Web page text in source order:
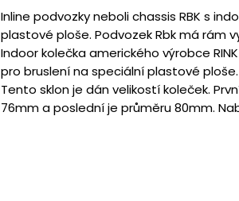
Inline podvozky neboli chassis RBK s
plastové ploše. Podvozek Rbk má rám
Indoor kolečka amerického výrobce
pro bruslení na speciální plastové
Tento sklon je dán velikostí koleček.
76mm a poslední je průměru 80mm.